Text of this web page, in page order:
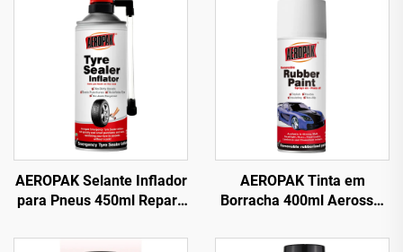
AEROPAK Selante Inflador
para Pneus 450ml Reparo
para Pneus Sem Câmara
AEROPAK Tinta em
Borracha 400ml Aerossol
Removível para Rodas